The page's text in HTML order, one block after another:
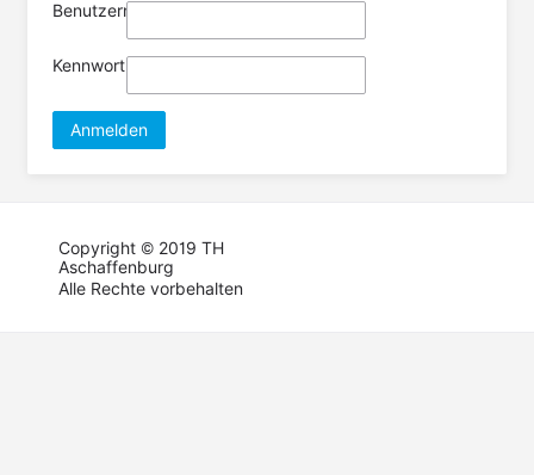
Benutzername
Kennwort
Anmelden
Copyright © 2019 TH
Aschaffenburg
Alle Rechte vorbehalten